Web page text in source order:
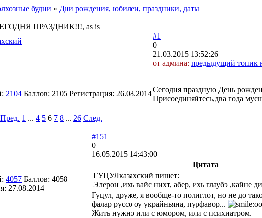
будни » Дни рождения, юбилеи, праздники, даты
ПРАЗДНИК!!!, as is
2104 Баллов: 2105 Регистрация: 26.08.2014
#1
0
21.03.2015 13:52:26
от админа: предыдущий топик
---
Сегодня праздную День
Присоединяйтесь,два года
Пред. 1 ... 4 5 6 7 8 ... 26 След.
4057 Баллов: 4058
27.08.2014
#151
0
16.05.2015 14:43:00
Цитата
ГУЦУЛказахский пишет:
Элерон ,ихь вайс нихт, абер, ихь глаубэ ,кайне
Гуцул, друже, я вообще-то полиглот, но не до
фалар руссо оу украйньяна, пурфавор...
Жить нужно или с юмором, или с психиатром.